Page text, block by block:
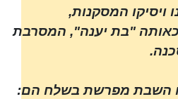
ויסיקו המסקנות,
כאותה "בת יענה", המסרבת
השבת מפרשת בשלח הם: